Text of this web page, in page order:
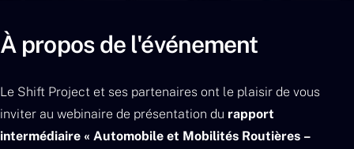
À propos de l'événement
Le Shift Project et ses partenaires ont le plaisir de vous
inviter au webinaire de présentation du rapport
intermédiaire « Automobile et Mobilités Routières –